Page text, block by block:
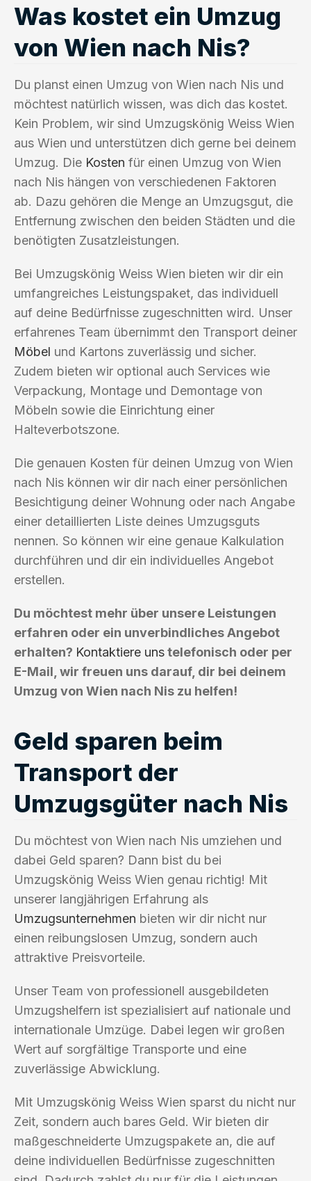
Was kostet ein Umzug
von Wien nach Nis?
Du planst einen Umzug von Wien nach Nis und
möchtest natürlich wissen, was dich das kostet.
Kein Problem, wir sind Umzugskönig Weiss Wien
aus Wien und unterstützen dich gerne bei deinem
Umzug. Die Kosten für einen Umzug von Wien
nach Nis hängen von verschiedenen Faktoren
ab. Dazu gehören die Menge an Umzugsgut, die
Entfernung zwischen den beiden Städten und die
benötigten Zusatzleistungen.
Bei Umzugskönig Weiss Wien bieten wir dir ein
umfangreiches Leistungspaket, das individuell
auf deine Bedürfnisse zugeschnitten wird. Unser
erfahrenes Team übernimmt den Transport deiner
Möbel und Kartons zuverlässig und sicher.
Zudem bieten wir optional auch Services wie
Verpackung, Montage und Demontage von
Möbeln sowie die Einrichtung einer
Halteverbotszone.
Die genauen Kosten für deinen Umzug von Wien
nach Nis können wir dir nach einer persönlichen
Besichtigung deiner Wohnung oder nach Angabe
einer detaillierten Liste deines Umzugsguts
nennen. So können wir eine genaue Kalkulation
durchführen und dir ein individuelles Angebot
erstellen.
Du möchtest mehr über unsere Leistungen
erfahren oder ein unverbindliches Angebot
erhalten? Kontaktiere unstelefonisch oder per
E-Mail, wir freuen uns darauf, dir bei deinem
Umzug von Wien nach Nis zu helfen!
Geld sparen beim
Transport der
Umzugsgüter nach Nis
Du möchtest von Wien nach Nis umziehen und
dabei Geld sparen? Dann bist du bei
Umzugskönig Weiss Wien genau richtig! Mit
unserer langjährigen Erfahrung als
Umzugsunternehmen bieten wir dir nicht nur
einen reibungslosen Umzug, sondern auch
attraktive Preisvorteile.
Unser Team von professionell ausgebildeten
Umzugshelfern ist spezialisiert auf nationale und
internationale Umzüge. Dabei legen wir großen
Wert auf sorgfältige Transporte und eine
zuverlässige Abwicklung.
Mit Umzugskönig Weiss Wien sparst du nicht nur
Zeit, sondern auch bares Geld. Wir bieten dir
maßgeschneiderte Umzugspakete an, die auf
deine individuellen Bedürfnisse zugeschnitten